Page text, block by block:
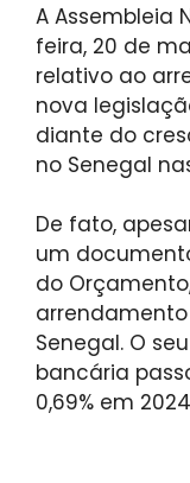
A Assembleia
feira, 20 de
relativo ao
nova
diante do
no Senegal
De fato,
um
do
Senegal. O
bancária
0,69% em